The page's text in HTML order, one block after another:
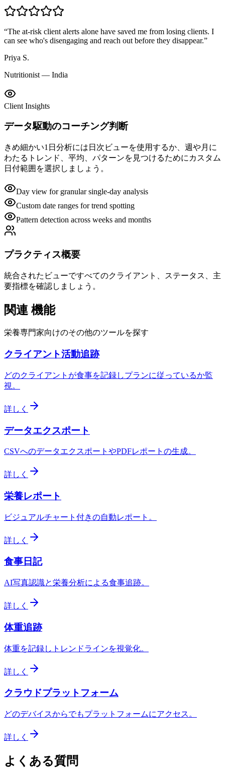
“The at-risk client alerts alone have saved me from losing clients. I
can see who's disengaging and reach out before they disappear.”
Priya S.
Nutritionist — India
Client Insights
データ駆動のコーチング判断
きめ細かい1日分析には日次ビューを使用するか、週や月に
わたるトレンド、平均、パターンを見つけるためにカスタム
日付範囲を選択しましょう。
Day view for granular single-day analysis
Custom date ranges for trend spotting
Pattern detection across weeks and months
プラクティス概要
統合されたビューですべてのクライアント、ステータス、主
要指標を確認しましょう。
関連 機能
栄養専門家向けのその他のツールを探す
クライアント活動追跡
どのクライアントが食事を記録しプランに従っているか監
視。
詳しく
データエクスポート
CSVへのデータエクスポートやPDFレポートの生成。
詳しく
栄養レポート
ビジュアルチャート付きの自動レポート。
詳しく
食事日記
AI写真認識と栄養分析による食事追跡。
詳しく
体重追跡
体重を記録しトレンドラインを視覚化。
詳しく
クラウドプラットフォーム
どのデバイスからでもプラットフォームにアクセス。
詳しく
よくある質問